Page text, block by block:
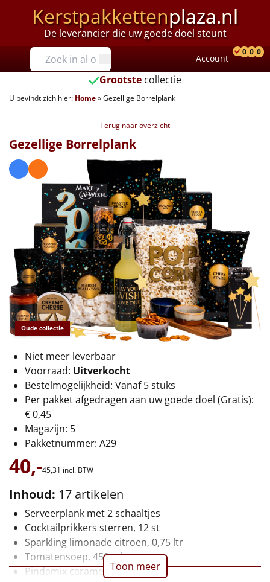
Kerstpakkettenplaza.nl
De leverancier die uw goede doel steunt
Prijzen
Tot €25
€25 tot €35
€40 tot €45
€45 tot €50
€50 tot €55
€55 tot €75
€75 tot €100
€100 en hoger
Alle kerstpakketten 2026
Thema
Origineel
Rituals
Luxe
Mannen
Vrouwen
Duurzaam
Leuke
Account
0 0 0
Grootste collectie
U bevindt zich hier: Home»Gezellige Borrelplank
Terug naar overzicht
Oude collectie
Gezellige Borrelplank
Niet meer leverbaar
Voorraad: Uitverkocht
Bestelmogelijkheid: Vanaf 5 stuks
Per pakket afgedragen aan uw goede doel (Gratis):
€ 0,45
Magazijn: 5
Pakketnummer: A29
40,-45,31 incl. BTW
Inhoud: 17 artikelen
Serveerplank met 2 schaaltjes
Cocktailprikkers sterren, 12 st
Sparkling limonade citroen, 0,75 ltr
Tomatensoep, 450 ml
Pindamix caramel, 50 grToon meer